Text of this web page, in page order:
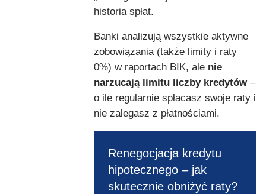
historia spłat.
Banki analizują wszystkie aktywne
zobowiązania (także limity i raty
0%) w raportach BIK, ale nie
narzucają limitu liczby kredytów–
o ile regularnie spłacasz swoje raty i
nie zalegasz z płatnościami.
Renegocjacja kredytu
hipotecznego – jak
skutecznie obniżyć raty?